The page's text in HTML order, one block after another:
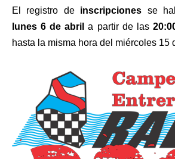
El registro deinscripciones se
lunes 6 de abril a partir de las
hasta la misma hora del miércoles 15